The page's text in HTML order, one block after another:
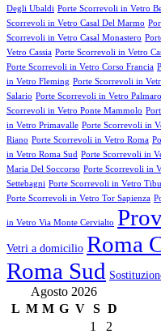
Degli Ubaldi Porte Scorrevoli in Vetro
Scorrevoli in Vetro Casal Del Marmo
Scorrevoli in Vetro Casal Monastero
Vetro Cassia Porte Scorrevoli in Vetro
Porte Scorrevoli in Vetro Corso Francia
in Vetro Fleming Porte Scorrevoli in
Salario Porte Scorrevoli in Vetro
Scorrevoli in Vetro Ponte Mammolo
in Vetro Primavalle Porte Scorrevoli in
Riano Porte Scorrevoli in Vetro Roma
in Vetro Roma Sud Porte Scorrevoli in
Maria Del Soccorso Porte Scorrevoli in
Settebagni Porte Scorrevoli in Vetro
Porte Scorrevoli in Vetro Tor Sapienza
in Vetro Via Monte Cervialto
Vetri a domicilio Roma
Roma Sud
Agosto 2026
L M M G V S D
1
2